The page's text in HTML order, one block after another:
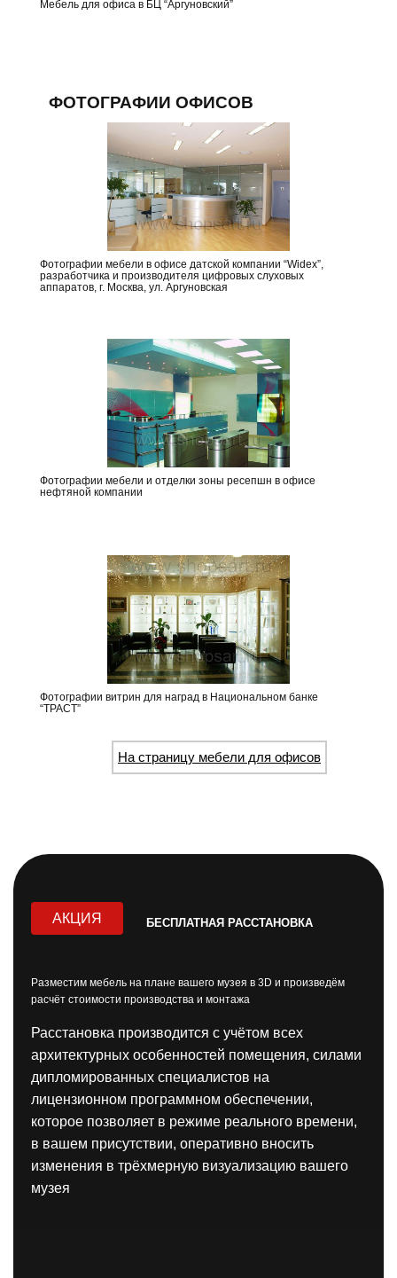
Мебель для офиса в БЦ “Аргуновский”
ФОТОГРАФИИ ОФИСОВ
Фотографии мебели в офисе датской компании “Widex”,
разработчика и производителя цифровых слуховых
аппаратов, г. Москва, ул. Аргуновская
Фотографии мебели и отделки зоны ресепшн в офисе
нефтяной компании
Фотографии витрин для наград в Национальном банке
“ТРАСТ”
На страницу мебели для офисов
АКЦИЯ БЕСПЛАТНАЯ РАССТАНОВКА
Разместим мебель на плане вашего музея в 3D и произведём
расчёт стоимости производства и монтажа
Расстановка производится с учётом всех
архитектурных особенностей помещения, силами
дипломированных специалистов на
лицензионном программном обеспечении,
которое позволяет в режиме реального времени,
в вашем присутствии, оперативно вносить
изменения в трёхмерную визуализацию вашего
музея